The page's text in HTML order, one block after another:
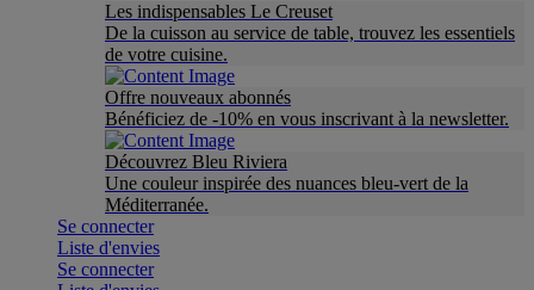
Les indispensables Le Creuset
De la cuisson au service de table, trouvez les essentiels
de votre cuisine.
Offre nouveaux abonnés
Bénéficiez de -10% en vous inscrivant à la newsletter.
Découvrez Bleu Riviera
Une couleur inspirée des nuances bleu-vert de la
Méditerranée.
Se connecter
Liste d'envies
Se connecter